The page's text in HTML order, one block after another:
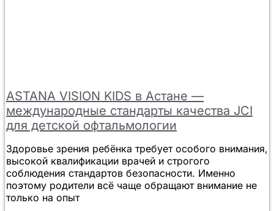
ASTANA VISION KIDS в Астане —
международные стандарты качества JCI
для детской офтальмологии
Здоровье зрения ребёнка требует особого внимания,
высокой квалификации врачей и строгого
соблюдения стандартов безопасности. Именно
поэтому родители всё чаще обращают внимание не
только на опыт